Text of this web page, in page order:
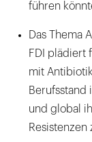
führen
Das Thema
FDI plädiert
mit
Berufsstand
und global